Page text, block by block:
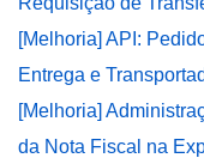
[Melhoria] API:
Entrega e
[Melhoria]
da Nota Fiscal na